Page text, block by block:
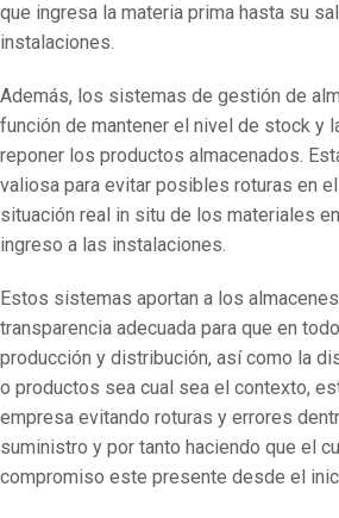
que ingresa la materia prima hasta su
instalaciones.
Además, los sistemas de gestión de
función de mantener el nivel de stock y
reponer los productos almacenados.
valiosa para evitar posibles roturas en
situación real in situ de los materiales
ingreso a las instalaciones.
Estos sistemas aportan a los
transparencia adecuada para que en
producción y distribución, así como la
o productos sea cual sea el contexto,
empresa evitando roturas y errores
suministro y por tanto haciendo que el
compromiso este presente desde el